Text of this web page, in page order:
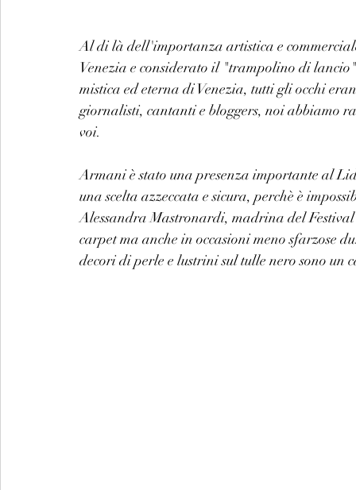
Al di là dell'importanza artistica e
Venezia e considerato il "trampolino di
mistica ed eterna di Venezia, tutti gli occhi
giornalisti, cantanti e bloggers, noi abbiamo
voi.
Armani è stato una presenza importante al
una scelta azzeccata e sicura, perchè è
Alessandra Mastronardi, madrina del
carpet ma anche in occasioni meno sfarzose
decori di perle e lustrini sul tulle nero sono